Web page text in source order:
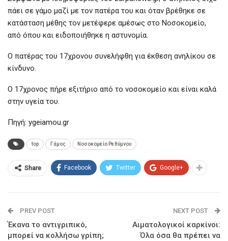
πάει σε γάμο μαζί με τον πατέρα του και όταν βρέθηκε σε
κατάσταση μέθης τον μετέφερε αμέσως στο Νοσοκομείο,
από όπου και ειδοποιήθηκε η αστυνομία.
Ο πατέρας του 17χρονου συνελήφθη για έκθεση ανηλίκου σε
κίνδυνο.
Ο 17χρονος πήρε εξιτήριο από το νοσοκομείο και είναι καλά
στην υγεία του.
Πηγή: ygeiamou.gr
top Γάμος Νοσοκομείο Ρεθύμνου
Share Facebook Twitter Google+
PREV POST
Έκανα το αντιγριπικό,
μπορεί να κολλήσω γρίπη;
NEXT POST
Αιματολογικοί καρκίνοι:
Όλα όσα θα πρέπει να